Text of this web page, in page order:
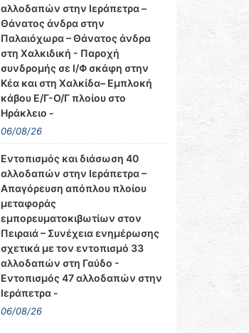
αλλοδαπών στην Ιεράπετρα –
Θάνατος άνδρα στην
Παλαιόχωρα – Θάνατος άνδρα
στη Χαλκιδική - Παροχή
συνδρομής σε Ι/Φ σκάφη στην
Κέα και στη Χαλκίδα– Εμπλοκή
κάβου Ε/Γ-Ο/Γ πλοίου στο
Ηράκλειο -
06/08/26
Εντοπισμός και διάσωση 40
αλλοδαπών στην Ιεράπετρα –
Απαγόρευση απόπλου πλοίου
μεταφοράς
εμπορευματοκιβωτίων στον
Πειραιά – Συνέχεια ενημέρωσης
σχετικά με τον εντοπισμό 33
αλλοδαπών στη Γαύδο -
Εντοπισμός 47 αλλοδαπών στην
Ιεράπετρα -
06/08/26